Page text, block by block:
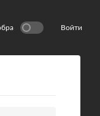
Войти